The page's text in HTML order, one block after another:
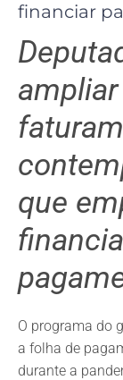
financiar
que
O programa do
a folha de
durante a